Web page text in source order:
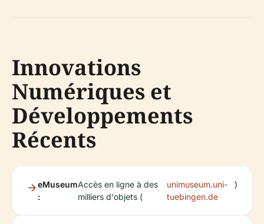
Innovations
Numériques et
Développements
Récents
eMuseum
:
Accès en ligne à des
milliers d'objets (
unimuseum.uni-
tuebingen.de
)